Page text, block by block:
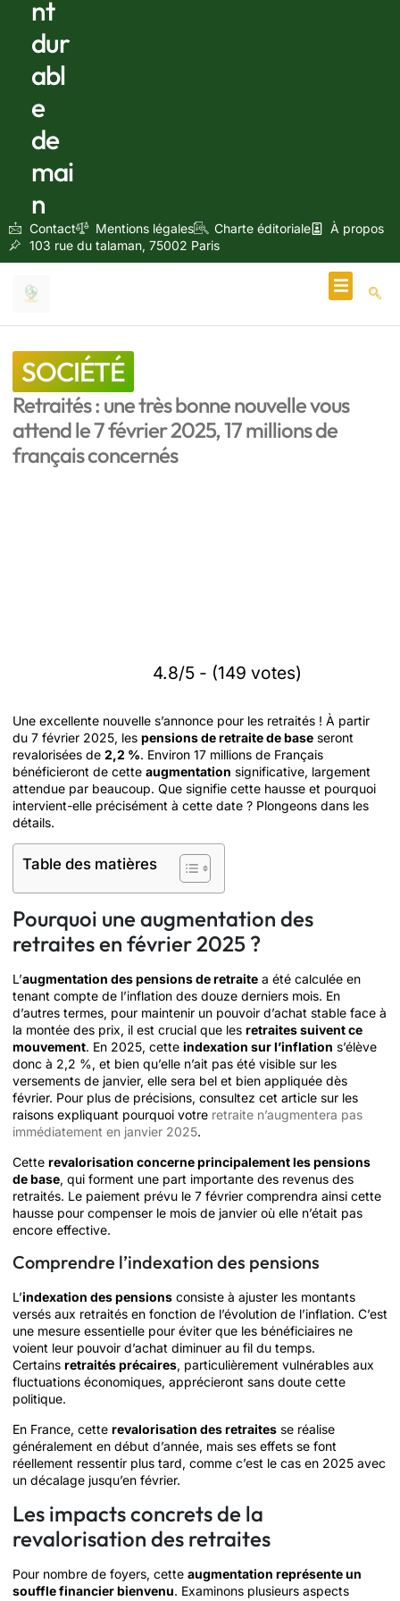
nt
dur
abl
e
de
mai
n
Contact Mentions légales Charte éditoriale
À propos
103 rue du talaman, 75002 Paris
SOCIÉTÉ
Retraités : une très bonne nouvelle vous
attend le 7 février 2025, 17 millions de
français concernés
4.8/5 - (149 votes)
Une excellente nouvelle s’annonce pour les retraités ! À partir
du 7 février 2025, les pensions de retraite de base seront
revalorisées de 2,2 %. Environ 17 millions de Français
bénéficieront de cette augmentation significative, largement
attendue par beaucoup. Que signifie cette hausse et pourquoi
intervient-elle précisément à cette date ? Plongeons dans les
détails.
Table des matières
Pourquoi une augmentation des
retraites en février 2025 ?
L’augmentation des pensions de retraite a été calculée en
tenant compte de l’inflation des douze derniers mois. En
d’autres termes, pour maintenir un pouvoir d’achat stable face à
la montée des prix, il est crucial que les retraites suivent ce
mouvement. En 2025, cette indexation sur l’inflation s’élève
donc à 2,2 %, et bien qu’elle n’ait pas été visible sur les
versements de janvier, elle sera bel et bien appliquée dès
février. Pour plus de précisions, consultez cet article sur les
raisons expliquant pourquoi votre retraite n’augmentera pas
immédiatement en janvier 2025.
Cette revalorisation concerne principalement les pensions
de base, qui forment une part importante des revenus des
retraités. Le paiement prévu le 7 février comprendra ainsi cette
hausse pour compenser le mois de janvier où elle n’était pas
encore effective.
Comprendre l’indexation des pensions
L’indexation des pensions consiste à ajuster les montants
versés aux retraités en fonction de l’évolution de l’inflation. C’est
une mesure essentielle pour éviter que les bénéficiaires ne
voient leur pouvoir d’achat diminuer au fil du temps.
Certains retraités précaires, particulièrement vulnérables aux
fluctuations économiques, apprécieront sans doute cette
politique.
En France, cette revalorisation des retraites se réalise
généralement en début d’année, mais ses effets se font
réellement ressentir plus tard, comme c’est le cas en 2025 avec
un décalage jusqu’en février.
Les impacts concrets de la
revalorisation des retraites
Pour nombre de foyers, cette augmentation représente un
souffle financier bienvenu. Examinons plusieurs aspects